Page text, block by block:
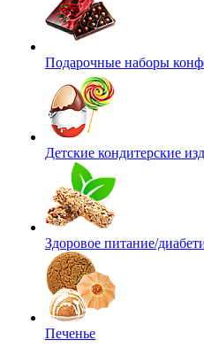
Подарочные наборы
Детские кондитерские
Здоровое питание/
Печенье